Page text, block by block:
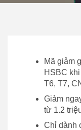
Mã giảm
HSBC
T6, T7,
Giảm
từ 1.2
Chỉ dành